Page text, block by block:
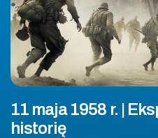
11 maja 1958 r. |
historię